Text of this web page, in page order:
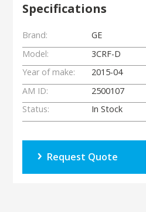
Specifications
Brand:
GE
Model:
3CRF-D
Year of make:
2015-04
AM ID:
2500107
Status:
In Stock
Request Quote